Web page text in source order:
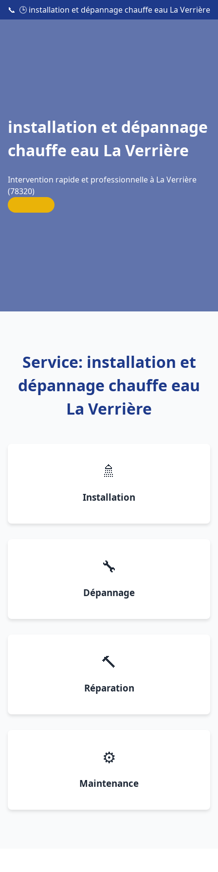
📞 🕒 installation et dépannage chauffe eau La Verrière
installation et dépannage
chauffe eau La Verrière
Intervention rapide et professionnelle à La Verrière
(78320)
Service: installation et
dépannage chauffe eau
La Verrière
🚿
Installation
🔧
Dépannage
🔨
Réparation
⚙️
Maintenance